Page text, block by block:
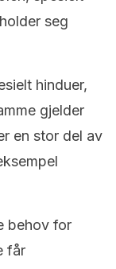
seg
hinduer,
gjelder
en stor del av
behov for
får